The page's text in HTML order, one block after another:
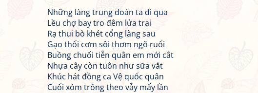
Những làng trung đoàn ta đi qua
Lều chợ bay tro đêm lửa trại
Rạ thui bò khét cổng làng sau
Gạo thổi cơm sôi thơm ngõ ruối
Buồng chuối tiễn quân em mới cắt
Nhựa cây còn tuôn như sữa vắt
Khúc hát đồng ca Vệ quốc quân
Cuối xóm trông theo vẫy mấy lần